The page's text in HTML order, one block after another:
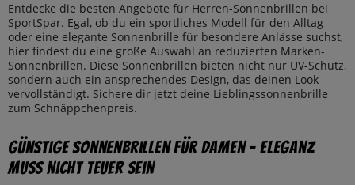
Entdecke die besten Angebote für Herren-Sonnenbrillen bei
SportSpar. Egal, ob du ein sportliches Modell für den Alltag
oder eine elegante Sonnenbrille für besondere Anlässe suchst,
hier findest du eine große Auswahl an reduzierten Marken-
Sonnenbrillen. Diese Sonnenbrillen bieten nicht nur UV-Schutz,
sondern auch ein ansprechendes Design, das deinen Look
vervollständigt. Sichere dir jetzt deine Lieblingssonnenbrille
zum Schnäppchenpreis.
Günstige Sonnenbrillen für Damen – Eleganz
muss nicht teuer sein